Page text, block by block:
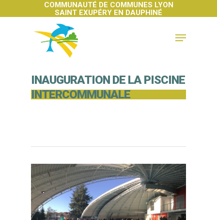
COMMUNAUTÉ DE COMMUNES LYON
SAINT EXUPÉRY EN DAUPHINÉ
INAUGURATION DE LA PISCINE
INTERCOMMUNALE